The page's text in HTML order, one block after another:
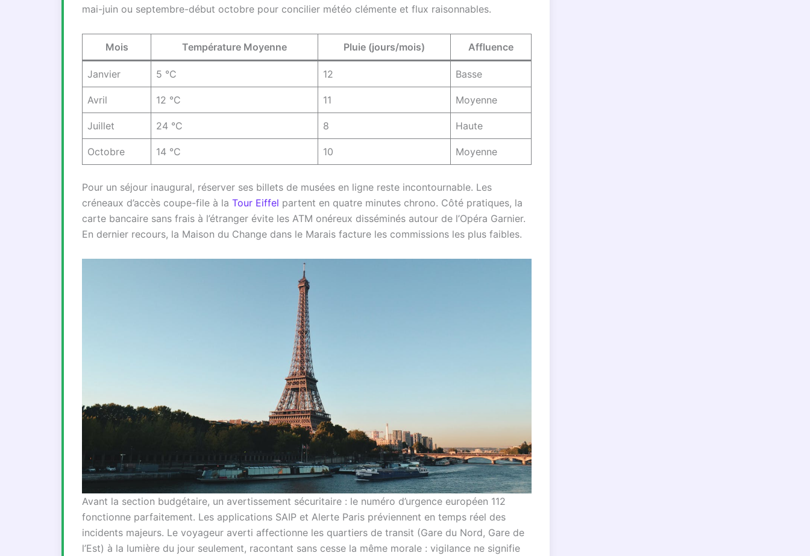
mai-juin ou septembre-début octobre pour concilier météo clémente et flux raisonnables.
Mois Température Moyenne Pluie (jours/mois) Affluence
Janvier 5 °C 12 Basse
Avril 12 °C 11 Moyenne
Juillet 24 °C 8 Haute
Octobre 14 °C 10 Moyenne
Pour un séjour inaugural, réserver ses billets de musées en ligne reste incontournable. Les
créneaux d’accès coupe-file à la Tour Eiffel partent en quatre minutes chrono. Côté pratiques, la
carte bancaire sans frais à l’étranger évite les ATM onéreux disséminés autour de l’Opéra Garnier.
En dernier recours, la Maison du Change dans le Marais facture les commissions les plus faibles.
Avant la section budgétaire, un avertissement sécuritaire : le numéro d’urgence européen 112
fonctionne parfaitement. Les applications SAIP et Alerte Paris préviennent en temps réel des
incidents majeurs. Le voyageur averti affectionne les quartiers de transit (Gare du Nord, Gare de
l’Est) à la lumière du jour seulement, racontant sans cesse la même morale : vigilance ne signifie